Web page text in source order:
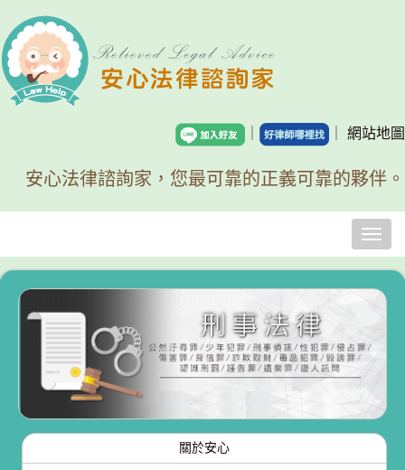
網站地圖
安心法律諮詢家，您最可靠的正義可靠的夥伴。
關於安心